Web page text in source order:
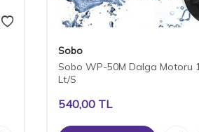
Sobo
Sobo WP-50M Dalga Motoru
Lt/S
540,00TL